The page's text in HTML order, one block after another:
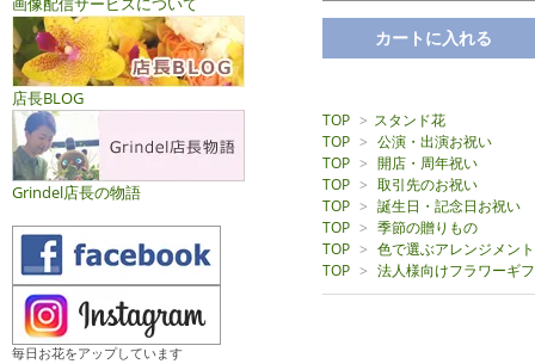
TOP > スタンド花
TOP > 公演・出演お祝い
TOP > 開店・周年祝い
TOP > 取引先のお祝い
TOP > 誕生日・記念日お祝い
TOP > 季節の贈りもの
TOP > 色で選ぶアレンジメント
TOP > 法人様向けフラワーギ
店長BLOG
Grindel店長の物語
毎日お花をアップしています